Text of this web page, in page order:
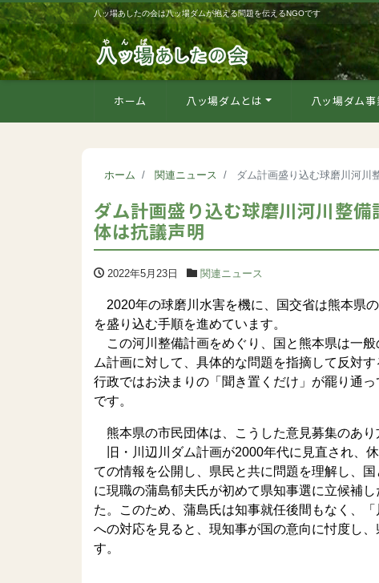
八ッ場あしたの会は八ッ場ダムが抱える問題を伝えるNGOです
ホーム 八ッ場ダムとは 八ッ場ダム
ホーム 関連ニュース ダム計画盛り込む球磨川河川
ダム計画盛り込む球磨川河川整
体は抗議声明
2022年5月23日 関連ニュース
2020年の球磨川水害を機に、国交省は熊本県
を盛り込む手順を進めています。
この河川整備計画をめぐり、国と熊本県は一
ム計画に対して、具体的な問題を指摘して反対
行政ではお決まりの「聞き置くだけ」が罷り通
です。
熊本県の市民団体は、こうした意見募集のあり
旧・川辺川ダム計画が2000年代に見直され、
ての情報を公開し、県民と共に問題を理解し、
に現職の蒲島郁夫氏が初めて県知事選に立候補
た。このため、蒲島氏は知事就任後間もなく、
への対応を見ると、現知事が国の意向に忖度し
す。